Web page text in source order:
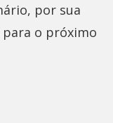
por sua
para o próximo